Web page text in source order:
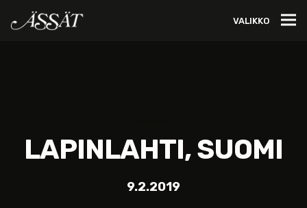
VALIKKO
LAPINLAHTI, SUOMI
9.2.2019